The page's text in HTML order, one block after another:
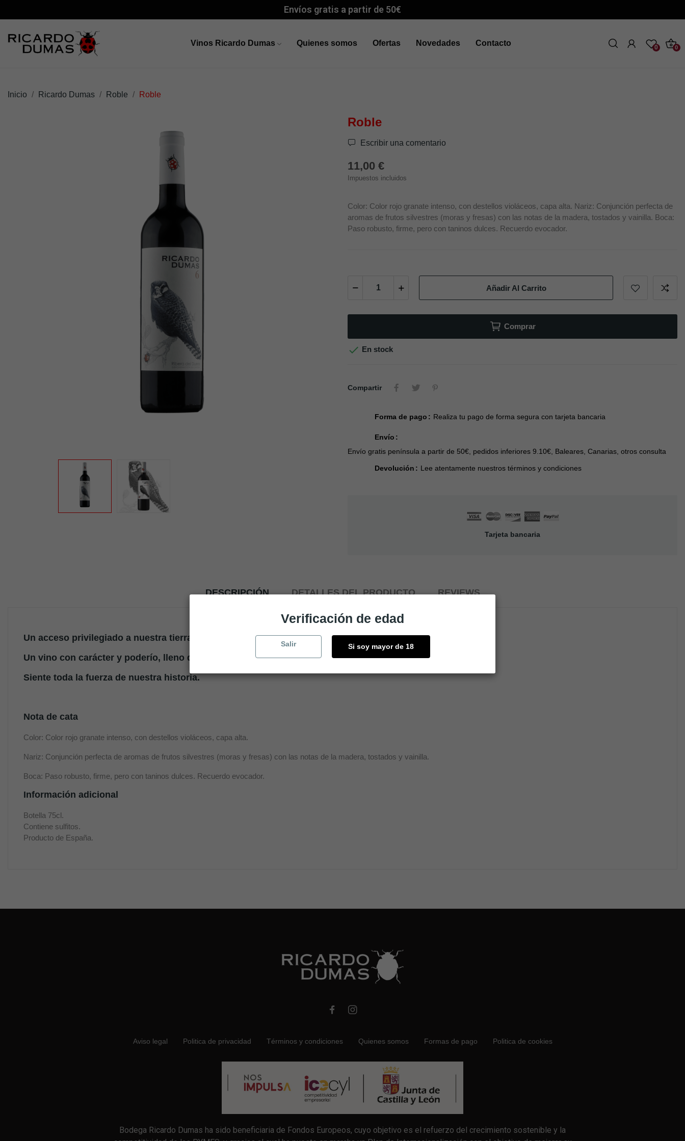
Envíos gratis a partir de 50€
Vinos Ricardo Dumas Quienes somos Ofertas Novedades Contacto
0 0
Inicio Ricardo Dumas Roble Roble
Roble
Escribir una comentario
11,00 €
Impuestos incluidos
Color: Color rojo granate intenso, con destellos violáceos, capa alta. Nariz: Conjunción perfecta de
aromas de frutos silvestres (moras y fresas) con las notas de la madera, tostados y vainilla. Boca:
Paso robusto, firme, pero con taninos dulces. Recuerdo evocador.
Añadir Al Carrito
Comprar
 En stock
Compartir
Forma de pago Realiza tu pago de forma segura con tarjeta bancaria
Envío
Envío gratis península a partir de 50€, pedidos inferiores 9.10€, Baleares, Canarias, otros consulta
Devolución Lee atentamente nuestros términos y condiciones
Tarjeta bancaria
DESCRIPCIÓN DETALLES DEL PRODUCTO REVIEWS
Un acceso privilegiado a nuestra tierra nuestro legado, nuestra esencia.
Un vino con carácter y poderío, lleno de vitalidad.
Siente toda la fuerza de nuestra historia.
Nota de cata
Color: Color rojo granate intenso, con destellos violáceos, capa alta.
Nariz: Conjunción perfecta de aromas de frutos silvestres (moras y fresas) con las notas de la madera, tostados y vainilla.
Boca: Paso robusto, firme, pero con taninos dulces. Recuerdo evocador.
Información adicional
Botella 75cl.
Contiene sulfitos.
Producto de España.
Aviso legal Politica de privacidad Términos y condiciones Quienes somos Formas de pago Politica de cookies
Bodega Ricardo Dumas ha sido beneficiaria de Fondos Europeos, cuyo objetivo es el refuerzo del crecimiento sostenible y la
Verificación de edad
Salir Si soy mayor de 18